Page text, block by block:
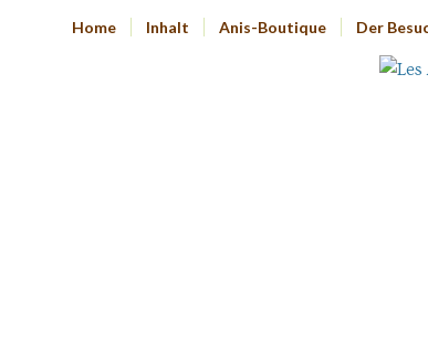
Home Inhalt Anis-Boutique Der